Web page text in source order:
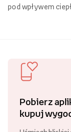
środkami, kubki z
Pobierz